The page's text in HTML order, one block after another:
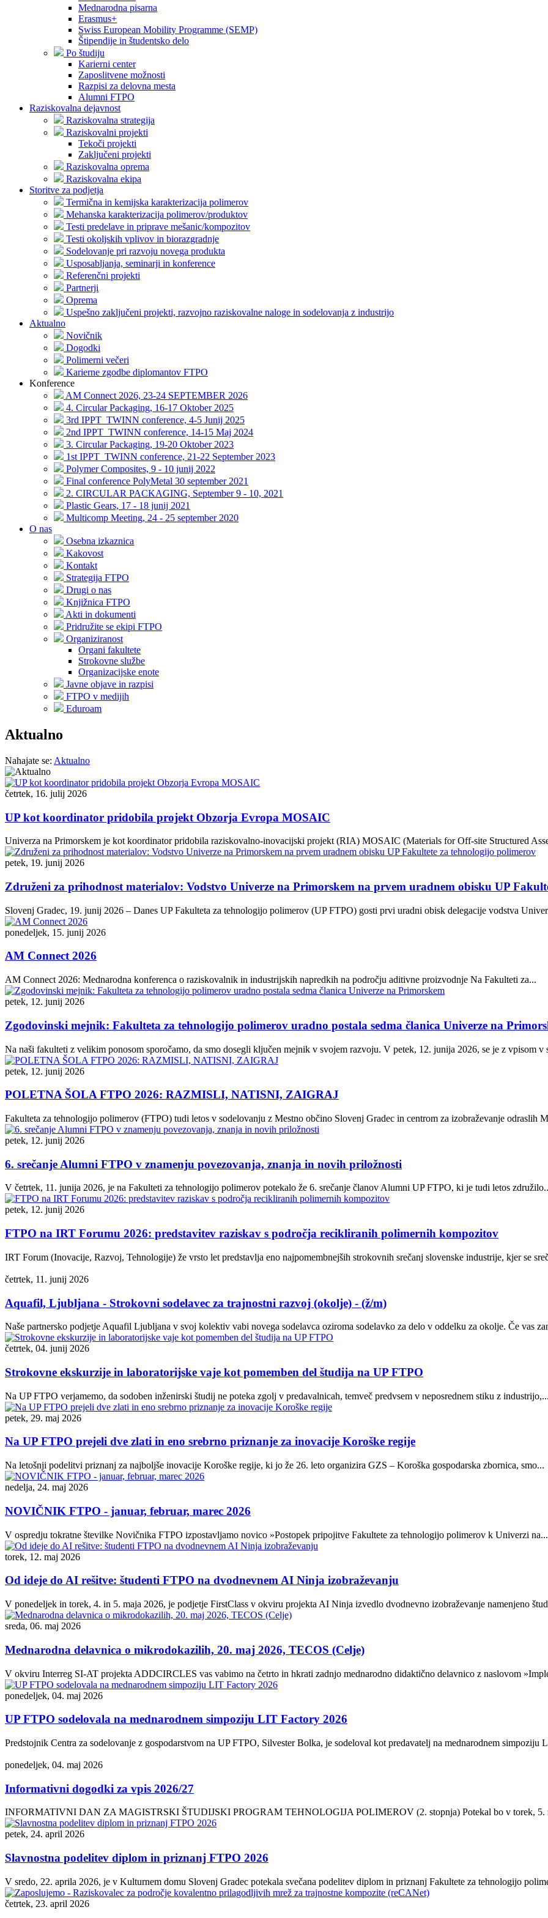
Mednarodna pisarna
Erasmus+
Swiss European Mobility Programme (SEMP)
Štipendije in študentsko delo
Po študiju
Karierni center
Zaposlitvene možnosti
Razpisi za delovna mesta
Alumni FTPO
Raziskovalna dejavnost
Raziskovalna strategija
Raziskovalni projekti
Tekoči projekti
Zaključeni projekti
Raziskovalna oprema
Raziskovalna ekipa
Storitve za podjetja
Termična in kemijska karakterizacija polimerov
Mehanska karakterizacija polimerov/produktov
Testi predelave in priprave mešanic/kompozitov
Testi okoljskih vplivov in biorazgradnje
Sodelovanje pri razvoju novega produkta
Usposabljanja, seminarji in konference
Referenčni projekti
Partnerji
Oprema
Uspešno zaključeni projekti, razvojno raziskovalne naloge in sodelovanja z industrijo
Aktualno
Novičnik
Dogodki
Polimerni večeri
Karierne zgodbe diplomantov FTPO
Konference
AM Connect 2026, 23-24 SEPTEMBER 2026
4. Circular Packaging, 16-17 Oktober 2025
3rd IPPT_TWINN conference, 4-5 Junij 2025
2nd IPPT_TWINN conference, 14-15 Maj 2024
3. Circular Packaging, 19-20 Oktober 2023
1st IPPT_TWINN conference, 21-22 September 2023
Polymer Composites, 9 - 10 junij 2022
Final conference PolyMetal 30 september 2021
2. CIRCULAR PACKAGING, September 9 - 10, 2021
Plastic Gears, 17 - 18 junij 2021
Multicomp Meeting, 24 - 25 september 2020
O nas
Osebna izkaznica
Kakovost
Kontakt
Strategija FTPO
Drugi o nas
Knjižnica FTPO
Akti in dokumenti
Pridružite se ekipi FTPO
Organiziranost
Organi fakultete
Strokovne službe
Organizacijske enote
Javne objave in razpisi
FTPO v medijih
Eduroam
Aktualno
Nahajate se: Aktualno
četrtek, 16. julij 2026
UP kot koordinator pridobila projekt Obzorja Evropa MOSAIC
Univerza na Primorskem je kot koordinator pridobila raziskovalno-inovacijski projekt (RIA) MOSAIC (Materials for Off-site Structured
petek, 19. junij 2026
Združeni za prihodnost materialov: Vodstvo Univerze na Primorskem na prvem uradnem obisku UP
Slovenj Gradec, 19. junij 2026 – Danes UP Fakulteta za tehnologijo polimerov (UP FTPO) gosti prvi uradni obisk delegacije vodstva
ponedeljek, 15. junij 2026
AM Connect 2026
AM Connect 2026: Mednarodna konferenca o raziskovalnik in industrijskih napredkih na področju aditivne proizvodnje Na Fakulteti za...
petek, 12. junij 2026
Zgodovinski mejnik: Fakulteta za tehnologijo polimerov uradno postala sedma članica Univerze na
Na naši fakulteti z velikim ponosom sporočamo, da smo dosegli ključen mejnik v svojem razvoju. V petek, 12. junija 2026, se je z vpisom v
petek, 12. junij 2026
POLETNA ŠOLA FTPO 2026: RAZMISLI, NATISNI, ZAIGRAJ
Fakulteta za tehnologijo polimerov (FTPO) tudi letos v sodelovanju z Mestno občino Slovenj Gradec in centrom za izobraževanje odraslih
petek, 12. junij 2026
6. srečanje Alumni FTPO v znamenju povezovanja, znanja in novih priložnosti
V četrtek, 11. junija 2026, je na Fakulteti za tehnologijo polimerov potekalo že 6. srečanje članov Alumni UP FTPO, ki je tudi letos
petek, 12. junij 2026
FTPO na IRT Forumu 2026: predstavitev raziskav s področja recikliranih polimernih kompozitov
IRT Forum (Inovacije, Razvoj, Tehnologije) že vrsto let predstavlja eno najpomembnejših strokovnih srečanj slovenske industrije, kjer se
četrtek, 11. junij 2026
Aquafil, Ljubljana - Strokovni sodelavec za trajnostni razvoj (okolje) - (ž/m)
Naše partnersko podjetje Aquafil Ljubljana v svoj kolektiv vabi novega sodelavca oziroma sodelavko za delo v oddelku za okolje. Če vas
četrtek, 04. junij 2026
Strokovne ekskurzije in laboratorijske vaje kot pomemben del študija na UP FTPO
Na UP FTPO verjamemo, da sodoben inženirski študij ne poteka zgolj v predavalnicah, temveč predvsem v neposrednem stiku z industrijo,...
petek, 29. maj 2026
Na UP FTPO prejeli dve zlati in eno srebrno priznanje za inovacije Koroške regije
Na letošnji podelitvi priznanj za najboljše inovacije Koroške regije, ki jo že 26. leto organizira GZS – Koroška gospodarska zbornica, smo...
nedelja, 24. maj 2026
NOVIČNIK FTPO - januar, februar, marec 2026
V ospredju tokratne številke Novičnika FTPO izpostavljamo novico »Postopek pripojitve Fakultete za tehnologijo polimerov k Univerzi na...
torek, 12. maj 2026
Od ideje do AI rešitve: študenti FTPO na dvodnevnem AI Ninja izobraževanju
V ponedeljek in torek, 4. in 5. maja 2026, je podjetje FirstClass v okviru projekta AI Ninja izvedlo dvodnevno izobraževanje namenjeno
sreda, 06. maj 2026
Mednarodna delavnica o mikrodokazilih, 20. maj 2026, TECOS (Celje)
V okviru Interreg SI-AT projekta ADDCIRCLES vas vabimo na četrto in hkrati zadnjo mednarodno didaktično delavnico z naslovom
ponedeljek, 04. maj 2026
UP FTPO sodelovala na mednarodnem simpoziju LIT Factory 2026
Predstojnik Centra za sodelovanje z gospodarstvom na UP FTPO, Silvester Bolka, je sodeloval kot predavatelj na mednarodnem simpoziju
ponedeljek, 04. maj 2026
Informativni dogodki za vpis 2026/27
INFORMATIVNI DAN ZA MAGISTRSKI ŠTUDIJSKI PROGRAM TEHNOLOGIJA POLIMEROV (2. stopnja) Potekal bo v torek, 5.
petek, 24. april 2026
Slavnostna podelitev diplom in priznanj FTPO 2026
V sredo, 22. aprila 2026, je v Kulturnem domu Slovenj Gradec potekala svečana podelitev diplom in priznanj Fakultete za tehnologijo
četrtek, 23. april 2026